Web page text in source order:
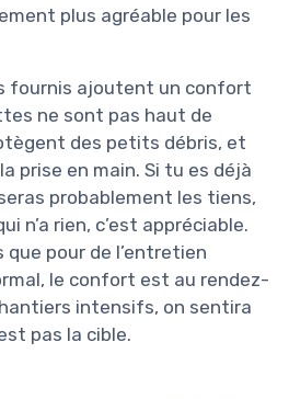
plus agréable pour les
fournis ajoutent un confort
ne sont pas haut de
des petits débris, et
prise en main. Si tu es déjà
probablement les tiens,
n’a rien, c’est appréciable.
pour de l’entretien
le confort est au rendez-
intensifs, on sentira
pas la cible.